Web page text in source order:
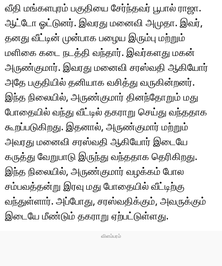
வீதி மங்களபுரம் பகுதியை சேர்ந்தவர் பூபால் ராஜா.
ஆட்டோ ஓட்டுனர். இவரது மனைவி அமுதா. இவர்,
தனது வீட்டின் முன்பாக பழைய இரும்பு மற்றும்
மளிகை கடை நடத்தி வந்தார். இவர்களது மகன்
அருண்குமார். இவரது மனைவி சரஸ்வதி ஆகியோர்
அதே பகுதியில் தனியாக வசித்து வருகின்றனர்.
இந்த நிலையில், அருண்குமார் தினந்தோறும் மது
போதையில் வந்து வீட்டில் தகராறு செய்து வந்ததாக
கூறப்படுகிறது. இதனால், அருண்குமார் மற்றும்
அவரது மனைவி சரஸ்வதி ஆகியோர் இடையே
கருத்து வேறுபாடு இருந்து வந்ததாக தெரிகிறது.
இந்த நிலையில், அருண்குமார் வழக்கம் போல
சம்பவத்தன்று இரவு மது போதையில் வீட்டிற்கு
வந்துள்ளார். அப்போது, சரஸ்வதிக்கும், அவருக்கும்
இடையே மீண்டும் தகராறு ஏற்பட்டுள்ளது.